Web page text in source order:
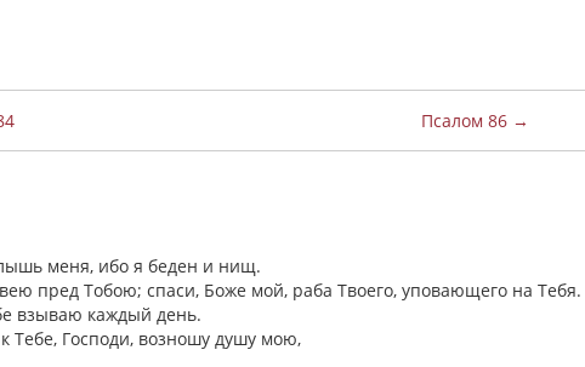
Псалом 86 →
меня, ибо я беден и нищ.
пред Тобою; спаси, Боже мой, раба Твоего, уповающего на Тебя.
взываю каждый день.
Тебе, Господи, возношу душу мою,